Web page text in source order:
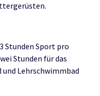
Stunden Sport pro
Stunden für das
Lehrschwimmbad